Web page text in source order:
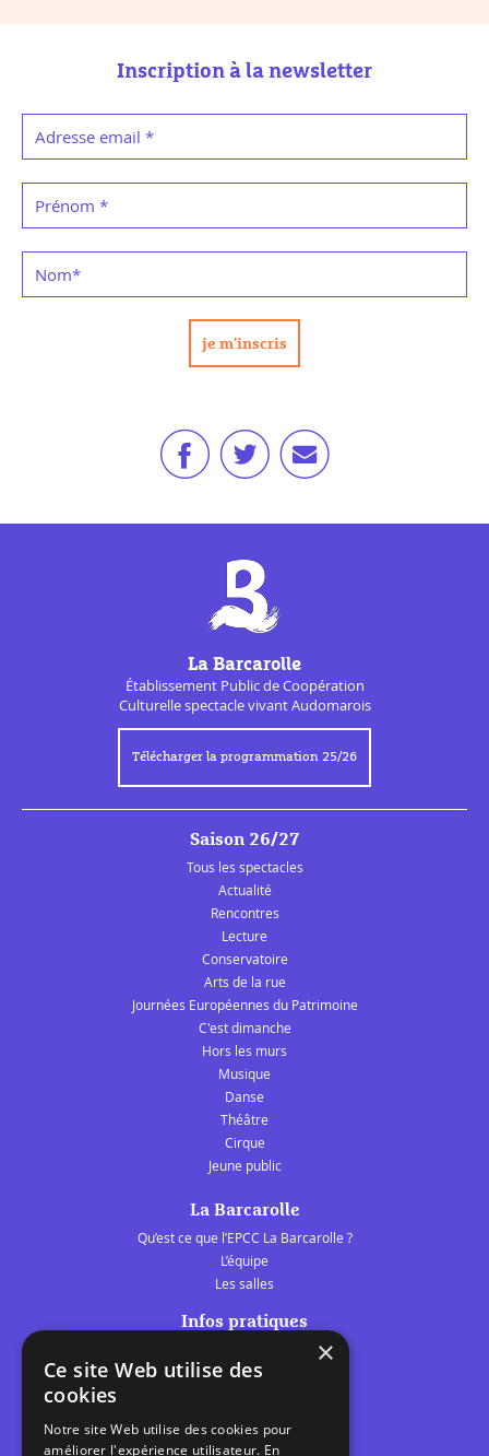
Inscription à la newsletter
Adresse email *
Prénom *
Nom*
La Barcarolle
Établissement Public deCoopération
Culturellespectacle vivant Audomarois
Télécharger la programmation 25/26
Saison 26/27
Tous les spectacles
Actualité
Rencontres
Lecture
Conservatoire
Arts de la rue
Journées Européennes du Patrimoine
C'est dimanche
Hors les murs
Musique
Danse
Théâtre
Cirque
Jeune public
La Barcarolle
Qu’est ce que l’EPCC La Barcarolle ?
L’équipe
Les salles
Infos pratiques
Les belles scènes audomaroises
Calendrier
×
Ce site Web utilise des
cookies
Notre site Web utilise des cookies pour
améliorer l'expérience utilisateur. En